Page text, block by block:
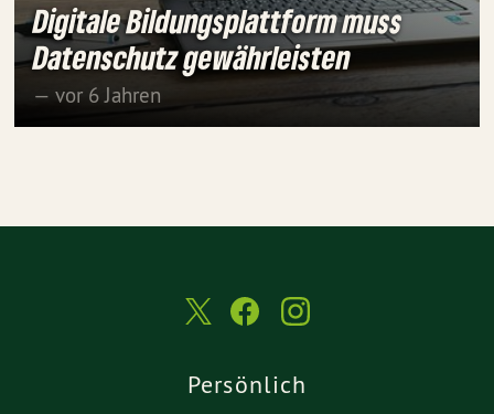
Digitale Bildungsplattform muss
Datenschutz gewährleisten
— vor 6 Jahren
Persönlich